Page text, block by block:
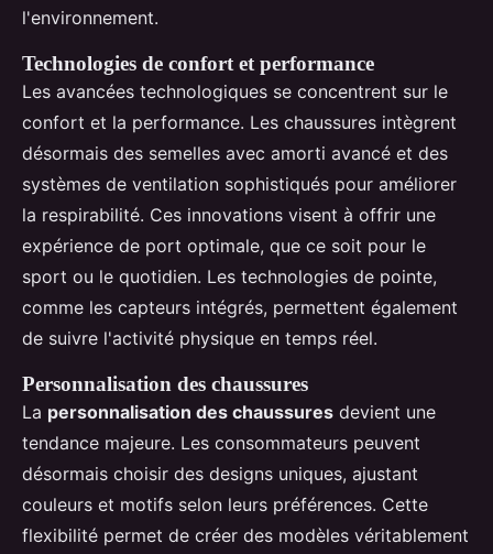
l'environnement.
Technologies de confort et performance
Les avancées technologiques se concentrent sur le
confort et la performance. Les chaussures intègrent
désormais des semelles avec amorti avancé et des
systèmes de ventilation sophistiqués pour améliorer
la respirabilité. Ces innovations visent à offrir une
expérience de port optimale, que ce soit pour le
sport ou le quotidien. Les technologies de pointe,
comme les capteurs intégrés, permettent également
de suivre l'activité physique en temps réel.
Personnalisation des chaussures
La personnalisation des chaussures devient une
tendance majeure. Les consommateurs peuvent
désormais choisir des designs uniques, ajustant
couleurs et motifs selon leurs préférences. Cette
flexibilité permet de créer des modèles véritablement